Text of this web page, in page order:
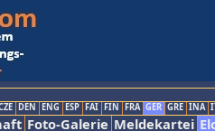
DEN ENG ESP FAI FIN FRA GER GRE INA
Foto-Galerie Meldekartei